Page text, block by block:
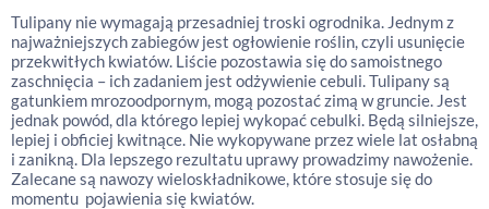
Tulipany nie wymagają przesadniej troski ogrodnika. Jednym z
najważniejszych zabiegów jest ogłowienie roślin, czyli usunięcie
przekwitłych kwiatów. Liście pozostawia się do samoistnego
zaschnięcia – ich zadaniem jest odżywienie cebuli. Tulipany są
gatunkiem mrozoodpornym, mogą pozostać zimą w gruncie. Jest
jednak powód, dla którego lepiej wykopać cebulki. Będą silniejsze,
lepiej i obficiej kwitnące. Nie wykopywane przez wiele lat osłabną
i zanikną. Dla lepszego rezultatu uprawy prowadzimy nawożenie.
Zalecane są nawozy wieloskładnikowe, które stosuje się do
momentu pojawienia się kwiatów.